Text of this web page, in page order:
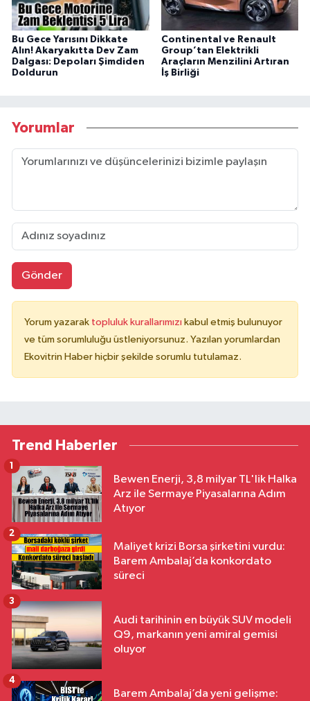
Bu Gece Yarısını Dikkate
Alın! Akaryakıtta Dev Zam
Dalgası: Depoları Şimdiden
Doldurun
Continental ve Renault
Group’tan Elektrikli
Araçların Menzilini Artıran
İş Birliği
Yorumlar
Gönder
Yorum yazarak topluluk kurallarımızı kabul etmiş bulunuyor
ve tüm sorumluluğu üstleniyorsunuz. Yazılan yorumlardan
Ekovitrin Haber hiçbir şekilde sorumlu tutulamaz.
Trend Haberler
Bewen Enerji, 3,8 milyar TL'lik Halka
Arz ile Sermaye Piyasalarına Adım
Atıyor
1
Maliyet krizi Borsa şirketini vurdu:
Barem Ambalaj’da konkordato
süreci
2
Audi tarihinin en büyük SUV modeli
Q9, markanın yeni amiral gemisi
oluyor
3
Barem Ambalaj’da yeni gelişme:
4